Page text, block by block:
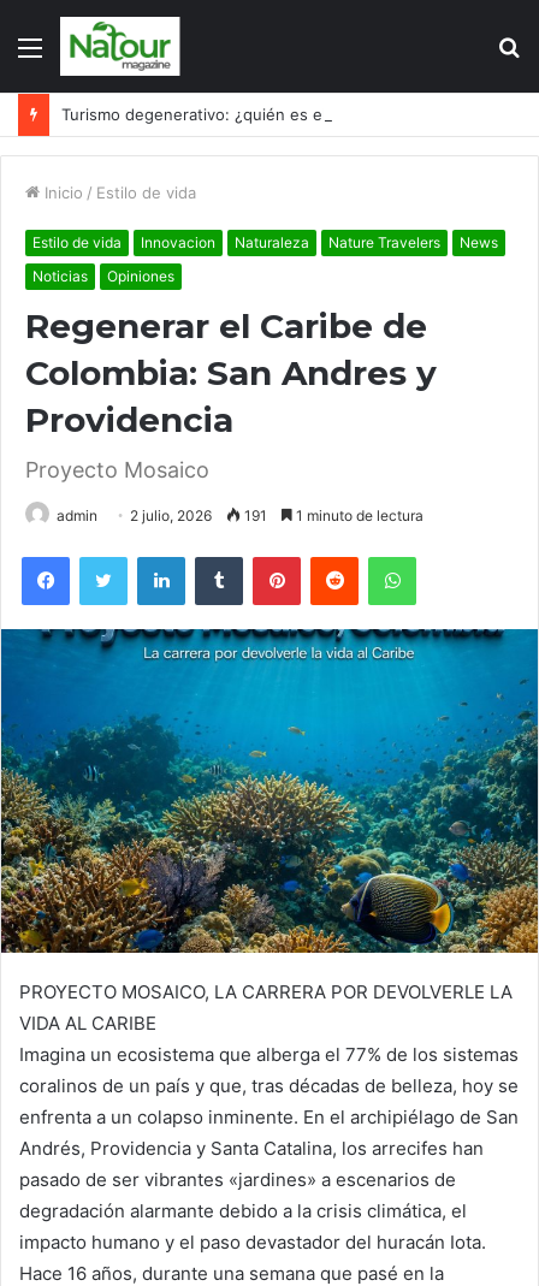
Menú
Inicio / Estilo de vida
Estilo de vida Innovacion Naturaleza Nature Travelers
News
Noticias
Opiniones
Regenerar el Caribe de
Colombia: San Andres y
Providencia
Proyecto Mosaico
admin 2 julio, 2026 191 1 minuto de lectura
FacebookTwitter LinkedInTumblr PinterestReddit WhatsApp
PROYECTO MOSAICO, LA CARRERA POR DEVOLVERLE LA
VIDA AL CARIBE
Imagina un ecosistema que alberga el 77% de los sistemas
coralinos de un país y que, tras décadas de belleza, hoy se
enfrenta a un colapso inminente. En el archipiélago de San
Andrés, Providencia y Santa Catalina, los arrecifes han
pasado de ser vibrantes «jardines» a escenarios de
degradación alarmante debido a la crisis climática, el
impacto humano y el paso devastador del huracán Iota.
Hace 16 años, durante una semana que pasé en la